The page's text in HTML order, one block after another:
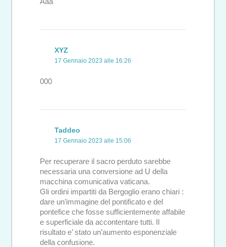
XYZ
17 Gennaio 2023 alle 16:26
000
Taddeo
17 Gennaio 2023 alle 15:06
Per recuperare il sacro perduto sarebbe
necessaria una conversione ad U della
macchina comunicativa vaticana.
Gli ordini impartiti da Bergoglio erano chiari :
dare un’immagine del pontificato e del
pontefice che fosse sufficientemente affabile
e superficiale da accontentare tutti. Il
risultato e’ stato un’aumento esponenziale
della confusione.